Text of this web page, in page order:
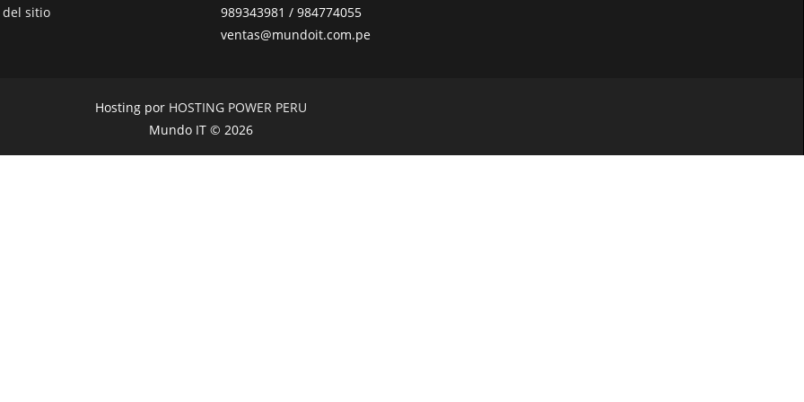
del sitio
989343981 / 984774055
ventas@mundoit.com.pe
Hosting por HOSTING POWER PERU
Mundo IT © 2026